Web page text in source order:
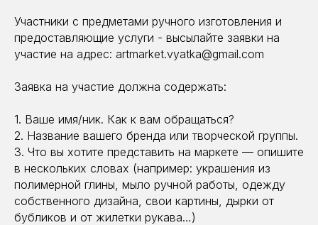
Участники с предметами ручного изготовления и
предоставляющие услуги - высылайте заявки на
участие на адрес: artmarket.vyatka@gmail.com
Заявка на участие должна содержать:
1. Ваше имя/ник. Как к вам обращаться?
2. Название вашего бренда или творческой группы.
3. Что вы хотите представить на маркете — опишите
в нескольких словах (например: украшения из
полимерной глины, мыло ручной работы, одежду
собственного дизайна, свои картины, дырки от
бубликов и от жилетки рукава…)